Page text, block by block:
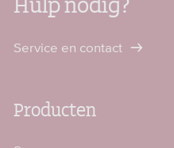
Service en contact
Producten